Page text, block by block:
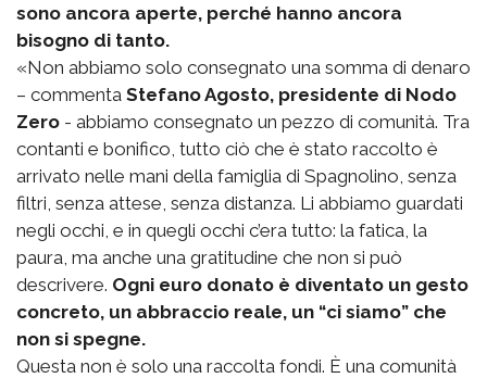
sono ancora aperte, perché hanno ancora
bisogno di tanto.
«Non abbiamo solo consegnato una somma di denaro
– commenta Stefano Agosto, presidente di Nodo
Zero - abbiamo consegnato un pezzo di comunità. Tra
contanti e bonifico, tutto ciò che è stato raccolto è
arrivato nelle mani della famiglia di Spagnolino, senza
filtri, senza attese, senza distanza. Li abbiamo guardati
negli occhi, e in quegli occhi c’era tutto: la fatica, la
paura, ma anche una gratitudine che non si può
descrivere. Ogni euro donato è diventato un gesto
concreto, un abbraccio reale, un “ci siamo” che
non si spegne.
Questa non è solo una raccolta fondi. È una comunità